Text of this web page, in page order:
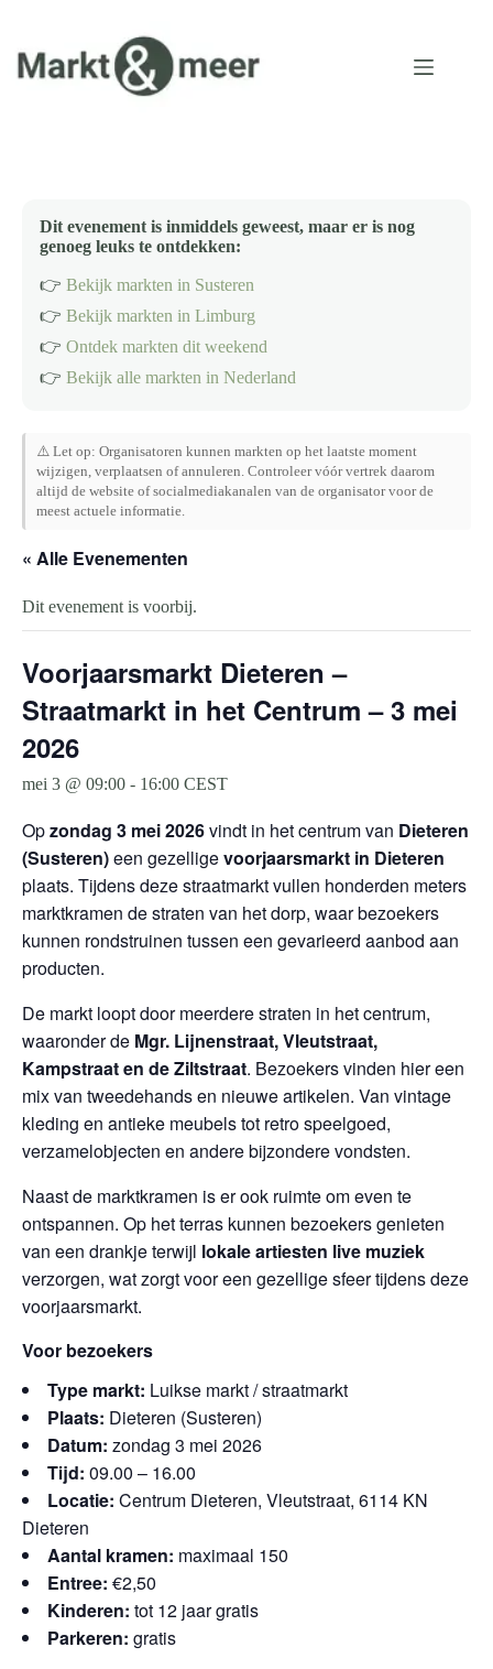
inhoud
Dit evenement is inmiddels geweest, maar er is nog
genoeg leuks te ontdekken:
👉 Bekijk markten in Susteren
👉 Bekijk markten in Limburg
👉 Ontdek markten dit weekend
👉 Bekijk alle markten in Nederland
⚠️ Let op: Organisatoren kunnen markten op het laatste moment
wijzigen, verplaatsen of annuleren. Controleer vóór vertrek daarom
altijd de website of socialmediakanalen van de organisator voor de
meest actuele informatie.
« Alle Evenementen
Dit evenement is voorbij.
Voorjaarsmarkt Dieteren –
Straatmarkt in het Centrum – 3 mei
2026
mei 3 @ 09:00 - 16:00 CEST
Opzondag 3 mei 2026vindt in het centrum van Dieteren
(Susteren)een gezelligevoorjaarsmarkt in Dieteren
plaats. Tijdens deze straatmarkt vullen honderden meters
marktkramen de straten van het dorp, waar bezoekers
kunnen rondstruinen tussen een gevarieerd aanbod aan
producten.
De markt loopt door meerdere straten in het centrum,
waaronder de Mgr. Lijnenstraat, Vleutstraat,
Kampstraat en de Ziltstraat. Bezoekers vinden hier een
mix van tweedehands en nieuwe artikelen. Van vintage
kleding en antieke meubels tot retro speelgoed,
verzamelobjecten en andere bijzondere vondsten.
Naast de marktkramen is er ook ruimte om even te
ontspannen. Op het terras kunnen bezoekers genieten
van een drankje terwijl lokale artiesten live muziek
verzorgen, wat zorgt voor een gezellige sfeer tijdens deze
voorjaarsmarkt.
Voor bezoekers
Type markt: Luikse markt / straatmarkt
Plaats: Dieteren (Susteren)
Datum: zondag 3 mei 2026
Tijd: 09.00 – 16.00
Locatie: Centrum Dieteren, Vleutstraat, 6114 KN
Dieteren
Aantal kramen: maximaal 150
Entree: €2,50
Kinderen: tot 12 jaar gratis
Parkeren: gratis